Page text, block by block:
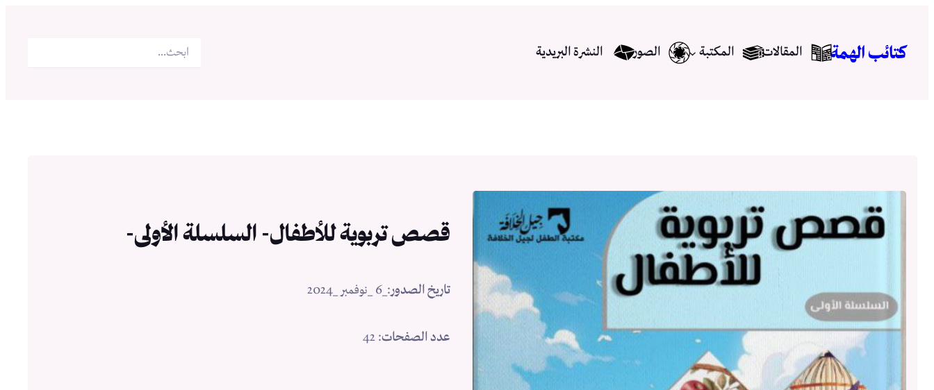
المحتوىكتائب الهمة المقالات المكتبة الصور النشرة البريدية البحث
قصص تربوية للأطفال- السلسلة الأولى-
تاريخ الصدور :
عدد الصفحات: 42